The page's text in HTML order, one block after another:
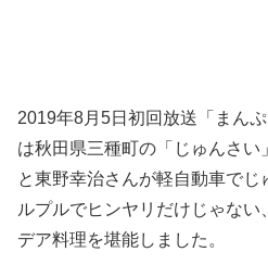
2019年8月5日初回放送「まん
は秋田県三種町の「じゅんさ
と東野幸治さんが軽自動車で
ルプルでヒンヤリだけじゃない
デア料理を堪能しました。